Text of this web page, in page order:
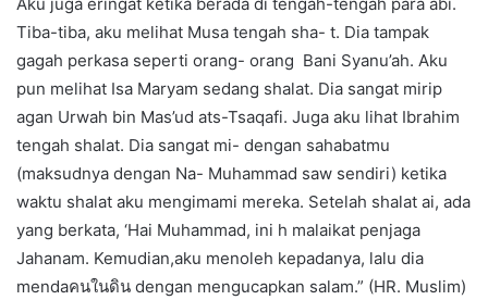
Tiba-tiba, aku melihat Musa tengah sha- t. Dia tampak
gagah perkasa seperti orang- orang Bani Syanu’ah. Aku
pun melihat Isa Maryam sedang shalat. Dia sangat mirip
agan Urwah bin Mas’ud ats-Tsaqafi. Juga aku lihat Ibrahim
tengah shalat. Dia sangat mi- dengan sahabatmu
(maksudnya dengan Na- Muhammad saw sendiri) ketika
waktu shalat aku mengimami mereka. Setelah shalat ai, ada
yang berkata, ‘Hai Muhammad, ini h malaikat penjaga
Jahanam. Kemudian,aku menoleh kepadanya, lalu dia
mendaคนในดิน dengan mengucapkan salam.” (HR. Muslim)